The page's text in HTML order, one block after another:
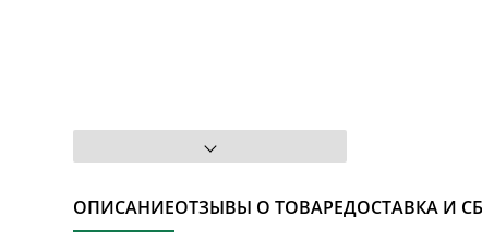
ОПИСАНИЕОТЗЫВЫ О ТОВАРЕДОСТАВКА И